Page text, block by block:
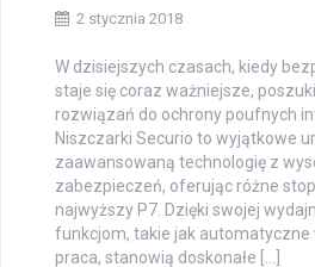
2 stycznia 2018
W dzisiejszych czasach, kiedy
staje się coraz ważniejsze,
rozwiązań do ochrony poufnych
Niszczarki Securio to wyjątkowe
zaawansowaną technologię z
zabezpieczeń, oferując różne
najwyższy P7. Dzięki swojej
funkcjom, takie jak automatyczne
praca, stanowią doskonałe […]